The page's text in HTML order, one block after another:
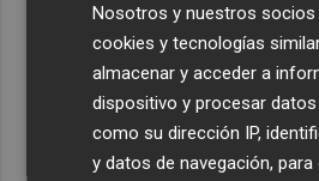
movilizan en Moratalla por un
Jorge Martín suma su tercera
es más líder
Nosotros y nuestros
cookies y tecnologías
almacenar y acceder a
dispositivo y procesar
como su dirección IP,
y datos de navegación,